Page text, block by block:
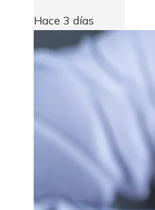
Hace 3 días